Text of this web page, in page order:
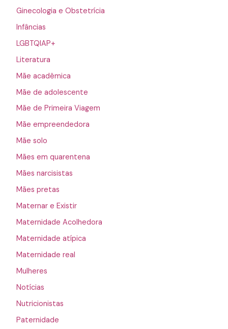
Ginecologia e Obstetrícia
Infâncias
LGBTQIAP+
Literatura
Mãe acadêmica
Mãe de adolescente
Mãe de Primeira Viagem
Mãe empreendedora
Mãe solo
Mães em quarentena
Mães narcisistas
Mães pretas
Maternar e Existir
Maternidade Acolhedora
Maternidade atípica
Maternidade real
Mulheres
Notícias
Nutricionistas
Paternidade